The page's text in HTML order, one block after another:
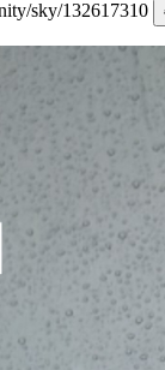
sky/132617310